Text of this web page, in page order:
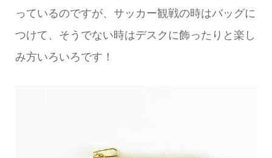
っているのですが、サッカー観戦の時はバッグに
つけて、そうでない時はデスクに飾ったりと楽し
み方いろいろです！